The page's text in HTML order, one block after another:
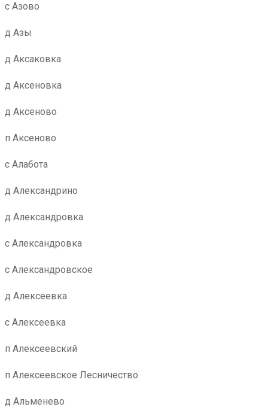
с Азово
д Азы
д Аксаковка
д Аксеновка
д Аксеново
п Аксеново
с Алабота
д Александрино
д Александровка
с Александровка
с Александровское
д Алексеевка
с Алексеевка
п Алексеевский
п Алексеевское Лесничество
д Альменево